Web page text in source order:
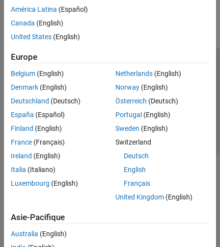
América Latina (Español)
Canada (English)
United States (English)
Europe
Belgium (English)
Denmark (English)
Deutschland (Deutsch)
España (Español)
Finland (English)
France (Français)
Ireland (English)
Italia (Italiano)
Luxembourg (English)
Netherlands(English)
Norway(English)
Österreich (Deutsch)
Portugal (English)
Sweden (English)
Switzerland
Deutsch
English
Français
United Kingdom(English)
Asie-Pacifique
Australia (English)
Lutte anti-piratage
Contacts locaux
© 1994-2026 The MathWorks, Inc.